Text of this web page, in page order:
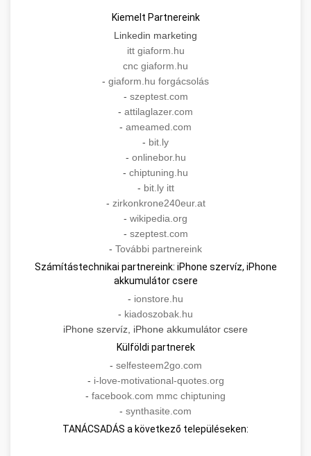
Kiemelt Partnereink
Linkedin marketing
itt giaform.hu
cnc giaform.hu
- giaform.hu forgácsolás
- szeptest.com
- attilaglazer.com
- ameamed.com
- bit.ly
- onlinebor.hu
- chiptuning.hu
- bit.ly itt
- zirkonkrone240eur.at
- wikipedia.org
- szeptest.com
- További partnereink
Számítástechnikai partnereink: iPhone szervíz, iPhone
akkumulátor csere
- ionstore.hu
- kiadoszobak.hu
iPhone szervíz, iPhone akkumulátor csere
Külföldi partnerek
- selfesteem2go.com
- i-love-motivational-quotes.org
- facebook.com mmc chiptuning
- synthasite.com
TANÁCSADÁS a következő településeken: